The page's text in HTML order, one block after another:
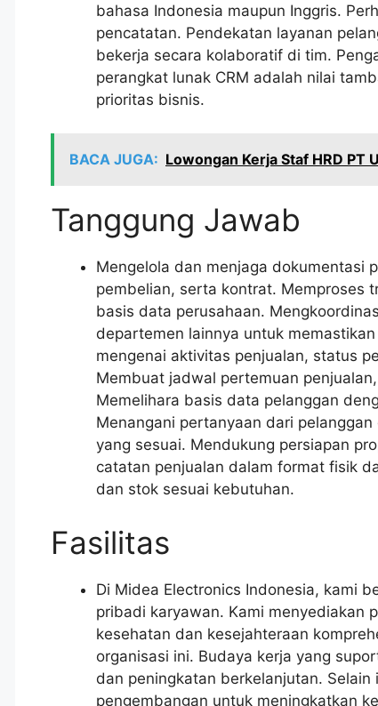
bahasa Indonesia maupun Inggris.
pencatatan. Pendekatan layanan
bekerja secara kolaboratif di tim.
perangkat lunak CRM adalah nilai
prioritas bisnis.
BACA JUGA: Lowongan Kerja Staf HRD
Tanggung Jawab
Mengelola dan menjaga dokumentasi
pembelian, serta kontrat. Memproses
basis data perusahaan.
departemen lainnya untuk
mengenai aktivitas penjualan, status
Membuat jadwal pertemuan
Memelihara basis data pelanggan
Menangani pertanyaan dari
yang sesuai. Mendukung persiapan
catatan penjualan dalam format fisik
dan stok sesuai kebutuhan.
Fasilitas
Di Midea Electronics Indonesia, kami
pribadi karyawan. Kami menyediakan
kesehatan dan kesejahteraan
organisasi ini. Budaya kerja yang
dan peningkatan berkelanjutan.
pengembangan untuk meningkatkan